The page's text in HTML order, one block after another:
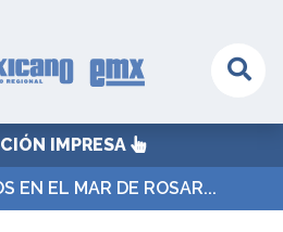
IMPRESA
EN EL MAR DE ROSAR...